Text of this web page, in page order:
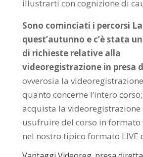
illustrarti con cognizione di
Sono cominciati i percorsi
quest’autunno e c’è stata
di richieste relative alla
videoregistrazione in presa
ovverosia la
quanto concerne l’intero
acquista la videoregistrazione
usufruire del corso in formato
nel nostro tipico formato LIVE